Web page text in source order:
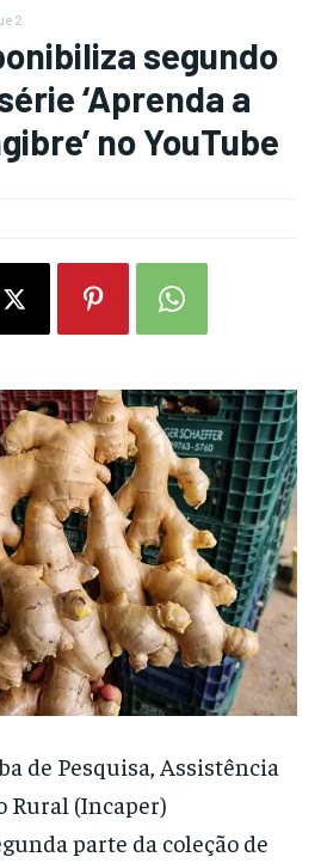
2
segundo
‘Aprenda a
no YouTube
de Pesquisa, Assistência
Rural (Incaper)
parte da coleção de